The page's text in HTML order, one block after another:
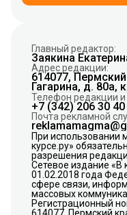
Главный редактор:
Заякина
Адрес редакции:
614077,
Гагарина, д. 80а,
Телефон редакции
+7 (342) 206 30 40
Почта рекламной
При использовании
курсе.ру»
разрешения
Сетевое издание «В
01.02.2018 года
сфере связи,
массовых
Регистрационный
614077, Пермский